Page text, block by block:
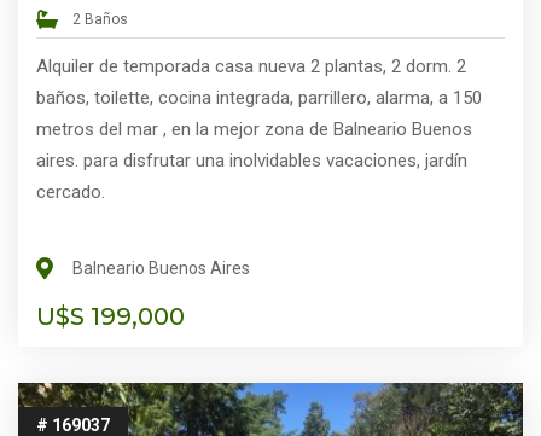
2 Baños
Alquiler de temporada casa nueva 2 plantas, 2 dorm. 2
baños, toilette, cocina integrada, parrillero, alarma, a 150
metros del mar , en la mejor zona de Balneario Buenos
aires. para disfrutar una inolvidables vacaciones, jardín
cercado.
Balneario Buenos Aires
U$S 199,000
# 169037